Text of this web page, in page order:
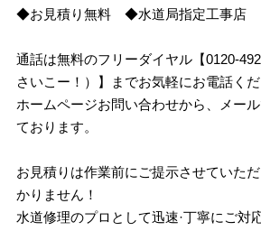
◆お見積り無料 ◆水道局指定工事店
通話は無料のフリーダイヤル【0120-
さいこー！）】までお気軽にお電話くだ
ホームページお問い合わせから、メー
ております。
お見積りは作業前にご提示させていた
かりません！
水道修理のプロとして迅速·丁寧にご対